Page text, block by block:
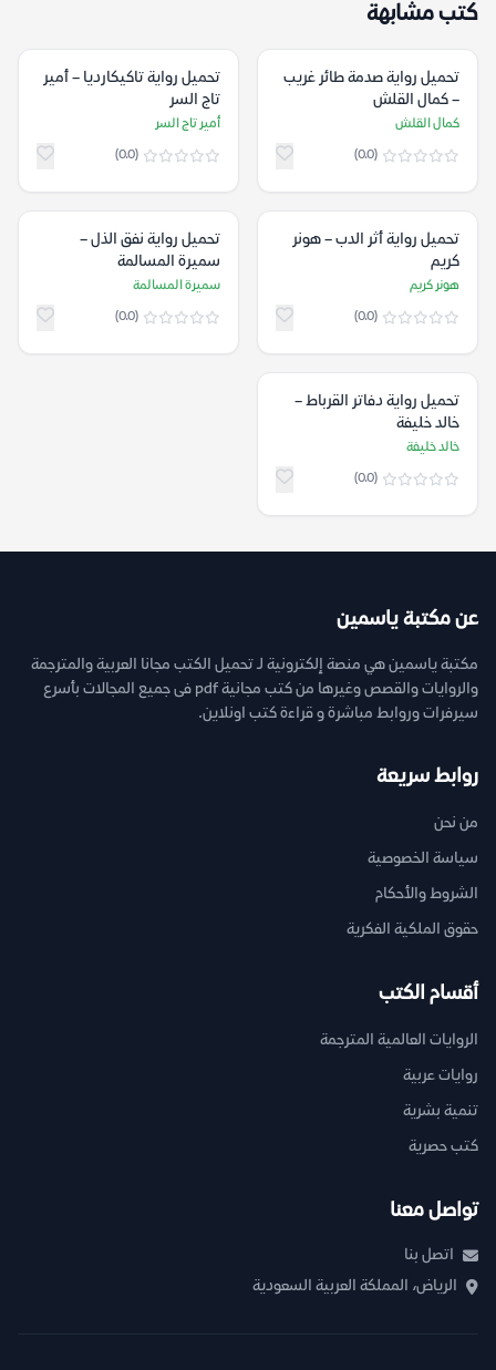
كتب مشابهة
تحميل رواية صدمة طائر غريب
– كمال القلش
كمال القلش
(0.0)
تحميل رواية تاكيكارديا – أمير
تاج السر
أمير تاج السر
(0.0)
تحميل رواية أثر الدب – هونر
كريم
هونر كريم
(0.0)
تحميل رواية ‫نفق الذل‬ –
سميرة المسالمة
سميرة المسالمة
(0.0)
تحميل رواية دفاتر القرباط –
خالد خليفة
خالد خليفة
(0.0)
عن مكتبة ياسمين
مكتبة ياسمين هي منصة إلكترونية لـ تحميل الكتب مجانا العربية والمترجمة
والروايات والقصص وغيرها من كتب مجانية pdf فى جميع المجالات بأسرع
سيرفرات وروابط مباشرة و قراءة كتب اونلاين.
روابط سريعة
من نحن
سياسة الخصوصية
الشروط والأحكام
حقوق الملكية الفكرية
أقسام الكتب
الروايات العالمية المترجمة
روايات عربية
تنمية بشرية
كتب حصرية
تواصل معنا
اتصل بنا
الرياض، المملكة العربية السعودية